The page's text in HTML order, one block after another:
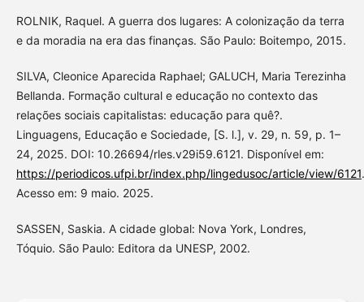
ROLNIK, Raquel. A guerra dos lugares: A colonização da terra
e da moradia na era das finanças. São Paulo: Boitempo, 2015.
SILVA, Cleonice Aparecida Raphael; GALUCH, Maria Terezinha
Bellanda. Formação cultural e educação no contexto das
relações sociais capitalistas: educação para quê?.
Linguagens, Educação e Sociedade, [S. l.], v. 29, n. 59, p. 1–
24, 2025. DOI: 10.26694/rles.v29i59.6121. Disponível em:
https://periodicos.ufpi.br/index.php/lingedusoc/article/view/6121.
Acesso em: 9 maio. 2025.
SASSEN, Saskia. A cidade global: Nova York, Londres,
Tóquio. São Paulo: Editora da UNESP, 2002.